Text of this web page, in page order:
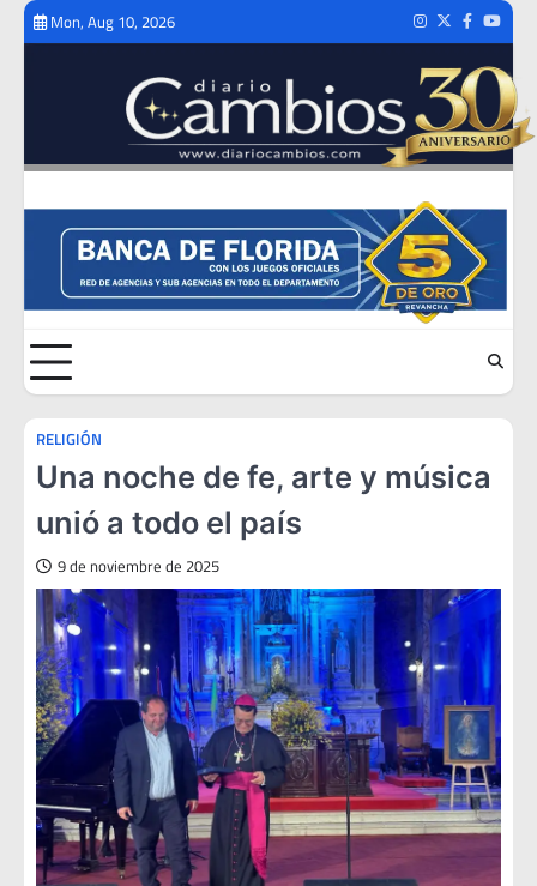
Skip
Mon, Aug 10, 2026 Instagram
TwitterFacebook
RELIGIÓN
Una noche de fe, arte y música
unió a todo el país
9 de noviembre de 2025